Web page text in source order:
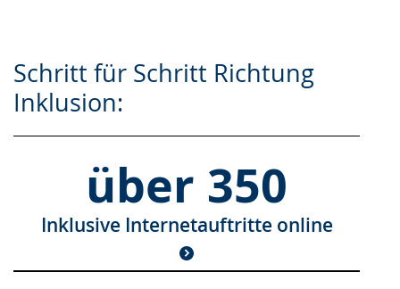
Schritt für Schritt Richtung
Inklusion:
über 350
Inklusive Internetauftritte online